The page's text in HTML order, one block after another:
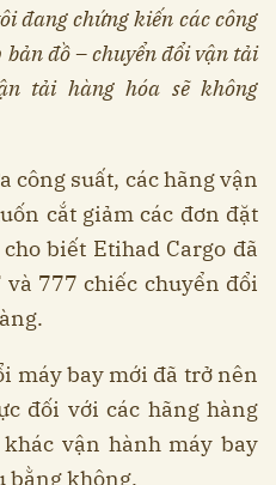
đang chứng kiến ​​​​các công
đồ – chuyển đổi vận tải
tải hàng hóa sẽ không
công suất, các hãng vận
cắt giảm các đơn đặt
biết Etihad Cargo đã
777 chiếc chuyển đổi
máy bay mới đã trở nên
đối với các hãng hàng
vận hành máy bay
bằng không.